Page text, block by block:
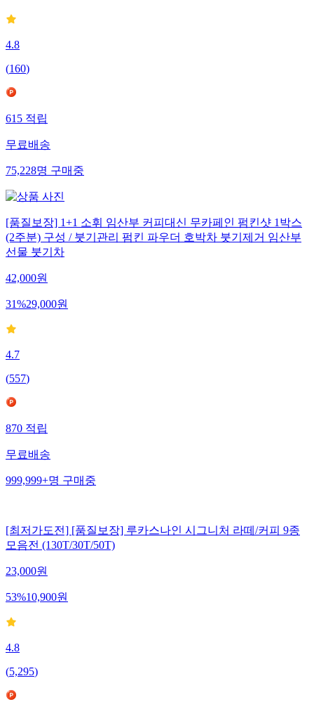
4.8
(160)
615 적립
무료배송
75,228명 구매중
[품질보장] 1+1 소휘 임산부 커피대신 무카페인 펌킨샷 1박스
(2주분) 구성 / 붓기관리 펌킨 파우더 호박차 붓기제거 임산부
선물 붓기차
42,000원
31%29,000원
4.7
(557)
870 적립
무료배송
999,999+명 구매중
[최저가도전] [품질보장] 루카스나인 시그니처 라떼/커피 9종
모음전 (130T/30T/50T)
23,000원
53%10,900원
4.8
(5,295)